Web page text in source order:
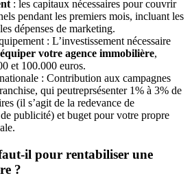
: les capitaux nécessaires pour couvrir
pendant les premiers mois, incluant les
dépenses de marketing.
: L’investissement nécessaire
votre agence immobilière,
et 100.000 euros.
: Contribution aux campagnes
qui peutreprsésenter 1% à 3% de
(il s’agit de la redevance de
publicité) et buget pour votre propre
il pour rentabiliser une
?